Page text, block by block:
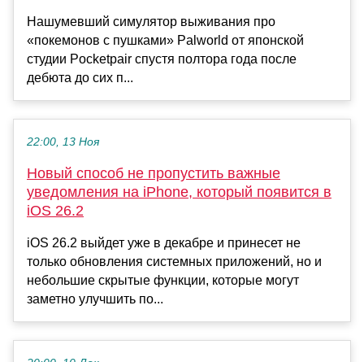
Нашумевший симулятор выживания про
«покемонов с пушками» Palworld от японской
студии Pocketpair спустя полтора года после
дебюта до сих п...
22:00, 13 Ноя
Новый способ не пропустить важные
уведомления на iPhone, который появится в
iOS 26.2
iOS 26.2 выйдет уже в декабре и принесет не
только обновления системных приложений, но и
небольшие скрытые функции, которые могут
заметно улучшить по...